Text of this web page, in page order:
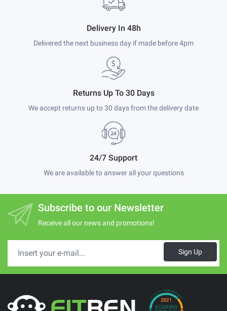
Delivery In 48h
Delivered the next business day if made before 4pm
Returns Up To 30 Days
We accept returns up to 30 days from the delivery date
24/7 Support
We are available to answer all your questions
Subscribe to our Newsletter
Receive all our news and promotions!
Sign Up